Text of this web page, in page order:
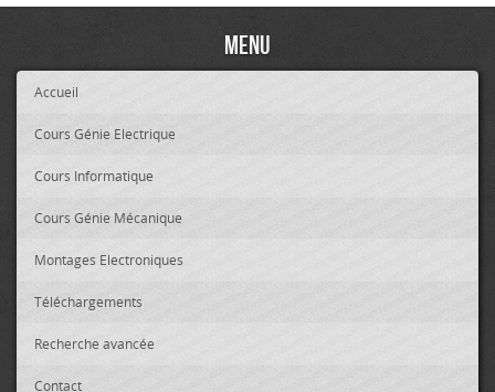
Menu
Accueil
Cours Génie Electrique
Cours Informatique
Cours Génie Mécanique
Montages Electroniques
Téléchargements
Recherche avancée
Contact